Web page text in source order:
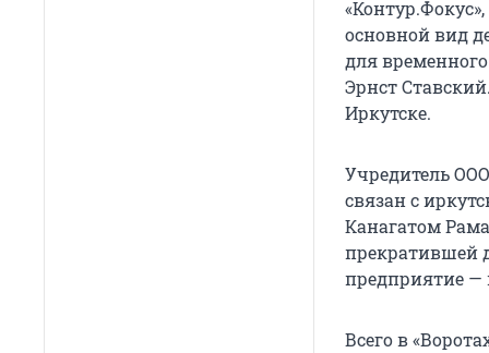
основной вид
для
Эрнст
Иркутске.
Учредитель
связан с
Канагатом
прекратившей
предприятие —
Всего в